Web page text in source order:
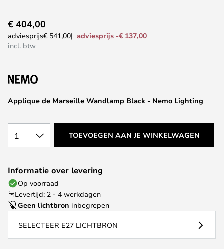
naar
het
de
gallerij
Applique de Marseille Wandlamp Black - Nemo Lighting
€ 404,00
adviesprijs€ 541,00
adviesprijs -€ 137,00
incl. btw
1 TOEVOEGEN AAN JE WINKELWAGEN
Informatie over levering
Op voorraad
Levertijd: 2 - 4 werkdagen
Geen lichtbron inbegrepen
SELECTEER E27 LICHTBRON